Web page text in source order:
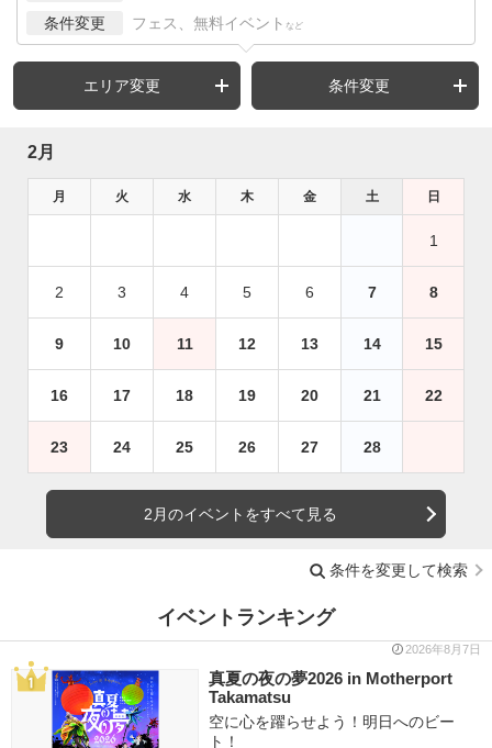
条件変更 フェス、無料イベント など
エリア変更 条件変更
2月
月 火 水 木 金 土 日
1
2 3 4 5 6 7 8
9 10 11 12 13 14 15
16 17 18 19 20 21 22
23 24 25 26 27 28
2月のイベントをすべて見る
条件を変更して検索
イベントランキング
2026年8月7日
真夏の夜の夢2026 in Motherport
Takamatsu
空に心を躍らせよう！明日へのビー
ト！